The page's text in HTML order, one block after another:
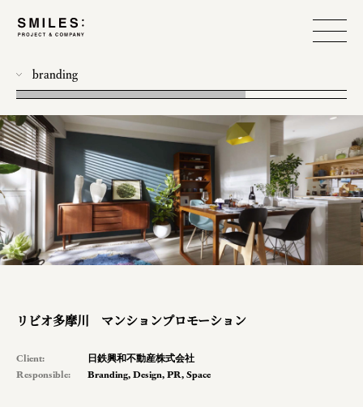
branding
all
photo
workshop
food design
event
produce
design
pr
リビオ多摩川 マンションプロモーション
Client:
日鉄興和不動産株式会社
Responsible:
Branding,Design,PR,Space